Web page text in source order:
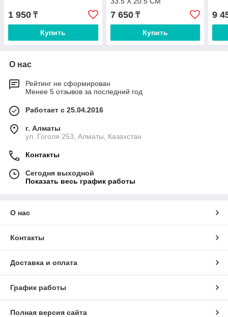
1 950 ₸
Купить
7 650₸
Купить
9
О нас
Рейтинг не сформирован
Менее 5 отзывов за последний год
Работает с 25.04.2016
г. Алматы
ул. Гоголя 253, Алматы, Казахстан
Контакты
Сегодня выходной
Показать весь график работы
О нас
Контакты
Доставка и оплата
График работы
Полная версия сайта